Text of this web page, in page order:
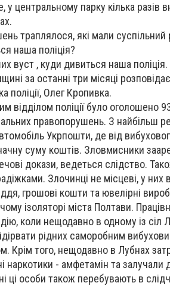
у центральному парку кілька разів
траплялося, які мали суспільний
наша поліція?
вуст , куди дивиться наша поліція.
за останні три місяці
поліції, Олег Кропивка.
відділом поліції було оголошено
правопорушень. З найбільш
Укрпошти, де від
суму коштів. Зловмисники
докази, ведеться слідство.
Злочинці не місцеві, у них
грошові кошти та ювелірні
ізоляторі міста Полтави.
коли нещодавно в одному із сіл
рідних саморобним
Крім того, нещодавно в Лубнах
- амфетамін та залучали
ці особи також перебувають в